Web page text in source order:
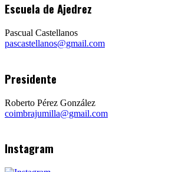
Escuela de Ajedrez
Pascual Castellanos
pascastellanos@gmail.com
Presidente
Roberto Pérez González
coimbrajumilla@gmail.com
Instagram